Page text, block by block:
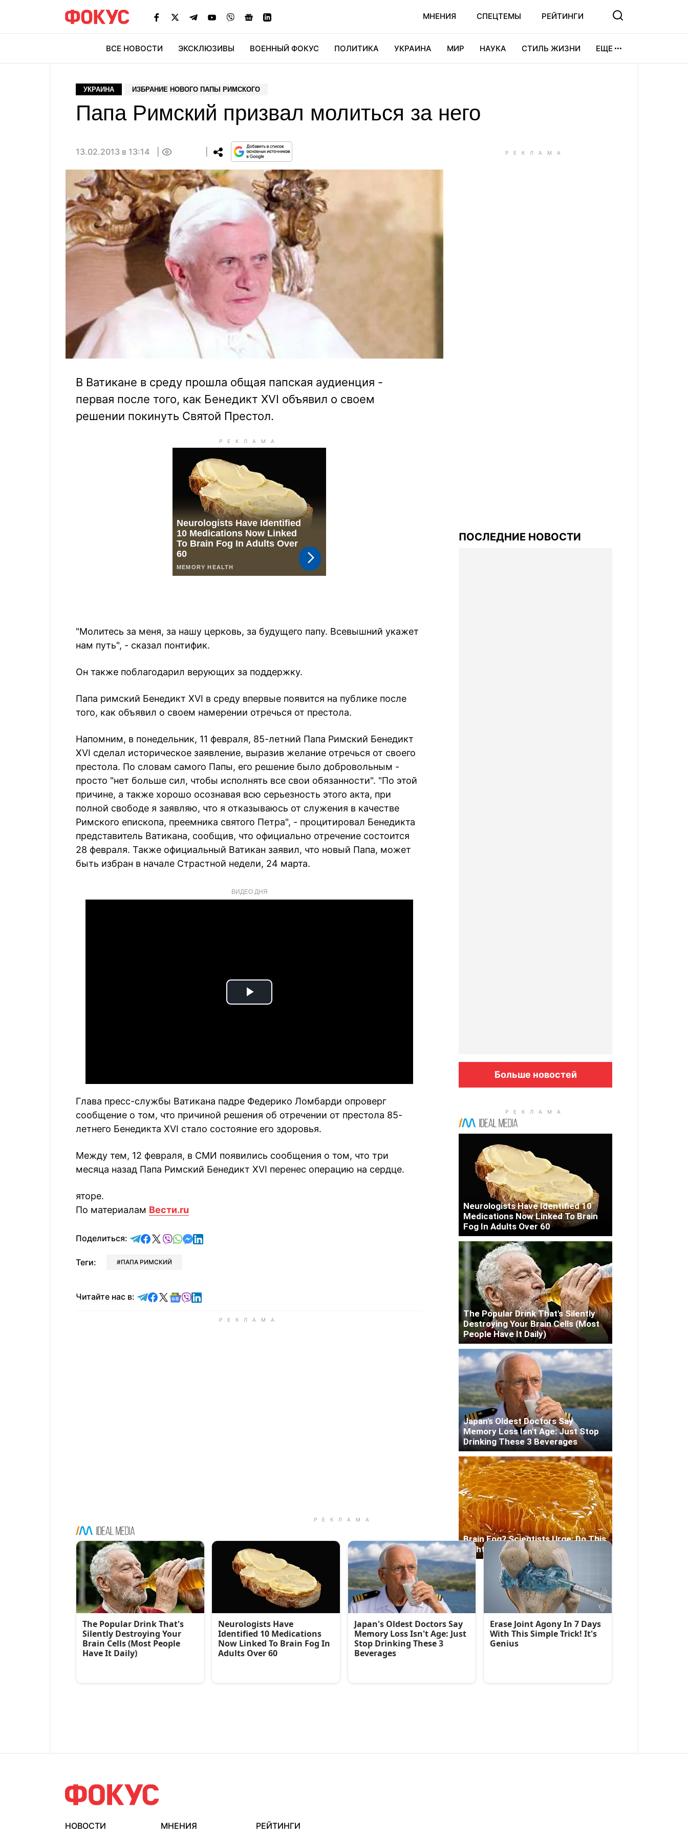
МНЕНИЯ СПЕЦТЕМЫ РЕЙТИНГИ
ВСЕ НОВОСТИ ЭКСКЛЮЗИВЫ ВОЕННЫЙ ФОКУС ПОЛИТИКА УКРАИНА МИР НАУКА СТИЛЬ ЖИЗНИ ЕЩЕ
УКРАИНА ИЗБРАНИЕ НОВОГО ПАПЫ РИМСКОГО
Папа Римский призвал молиться за него
13.02.2013 в 13:14
В Ватикане в среду прошла общая папская аудиенция -
первая после того, как Бенедикт XVI объявил о своем
решении покинуть Святой Престол.
"Молитесь за меня, за нашу церковь, за будущего папу. Всевышний укажет
нам путь", - сказал понтифик.
Он также поблагодарил верующих за поддержку.
Папа римский Бенедикт XVI в среду впервые появится на публике после
того, как объявил о своем намерении отречься от престола.
Напомним, в понедельник, 11 февраля, 85-летний Папа Римский Бенедикт
XVI сделал историческое заявление, выразив желание отречься от своего
престола. По словам самого Папы, его решение было добровольным -
просто "нет больше сил, чтобы исполнять все свои обязанности". "По этой
причине, а также хорошо осознавая всю серьезность этого акта, при
полной свободе я заявляю, что я отказываюсь от служения в качестве
Римского епископа, преемника святого Петра", - процитировал Бенедикта
представитель Ватикана, сообщив, что официально отречение состоится
28 февраля. Также официальный Ватикан заявил, что новый Папа, может
быть избран в начале Страстной недели, 24 марта.
ВИДЕО ДНЯ
Play
Глава пресс-службы Ватикана падре Федерико Ломбарди опроверг
сообщение о том, что причиной решения об отречении от престола 85-
летнего Бенедикта XVI стало состояние его здоровья.
Между тем, 12 февраля, в СМИ появились сообщения о том, что три
месяца назад Папа Римский Бенедикт XVI перенес операцию на сердце.
яторе.
По материалам Вести.ru
Поделиться: отправить в Telegram
поделиться в Facebook
поделиться в X
отправить в Viber
отправить в Whatsapp
отправить в Messenger
отправить в LinkedIn
Теги: ПАПА РИМСКИЙ
Читайте нас в: Читайте в Telegram
Читайте в Facebook
Читайте в X
Читайте в Google news
Читайте в Viber
Читайте в LinkedIn
ПОСЛЕДНИЕ НОВОСТИ
Больше новостей
НОВОСТИ МНЕНИЯ РЕЙТИНГИ